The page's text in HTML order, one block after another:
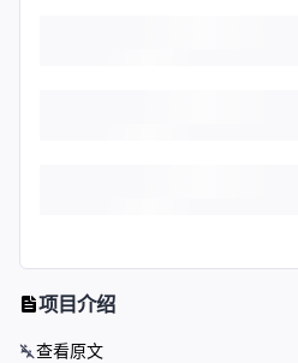
项目介绍
查看原文